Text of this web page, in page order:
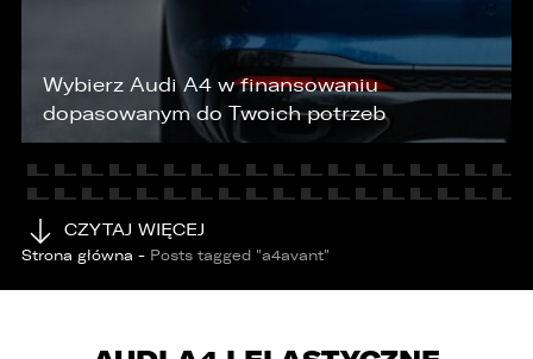
KONTAKT
Wybierz Audi A4 w finansowaniu
dopasowanym do Twoich potrzeb
CZYTAJ WIĘCEJ
Strona główna - Posts tagged "a4avant"